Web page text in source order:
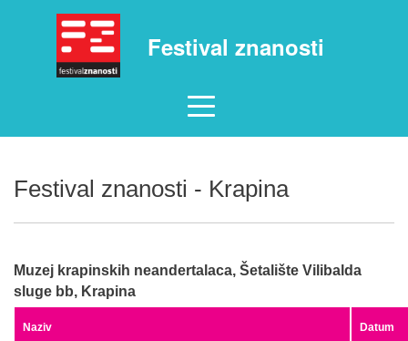
Festival znanosti
Festival znanosti - Krapina
Muzej krapinskih neandertalaca, Šetalište Vilibalda
sluge bb, Krapina
Naziv Datum